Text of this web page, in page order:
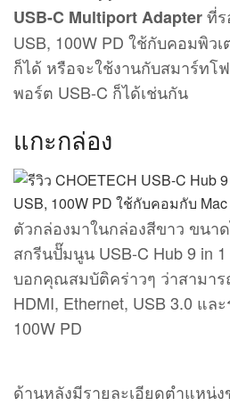
USB-C Multiport Adapterที่ร
USB, 100W PD ใช้กับคอมพิว
ก็ได้ หรือจะใช้งานกับสมาร์ทโ
พอร์ต USB-C ก็ได้เช่นกัน
แกะกล่อง
ตัวกล่องมาในกล่องสีขาว ขน
สกรีนปั๊มนูน USB-C Hub 9 in
บอกคุณสมบัติคร่าวๆ ว่าสามา
HDMI, Ethernet, USB 3.0 แล
100W PD
ด้านหลังมีรายละเอียดตำแหน่